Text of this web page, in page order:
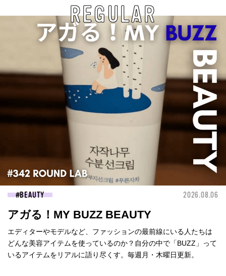
REGULAR
BEAUTY 2026.08.06
アガる！MY BUZZ BEAUTY
エディターやモデルなど、ファッションの最前線にいる人たちは
どんな美容アイテムを使っているのか？自分の中で「BUZZ」って
いるアイテムをリアルに語り尽くす。毎週月・木曜日更新。